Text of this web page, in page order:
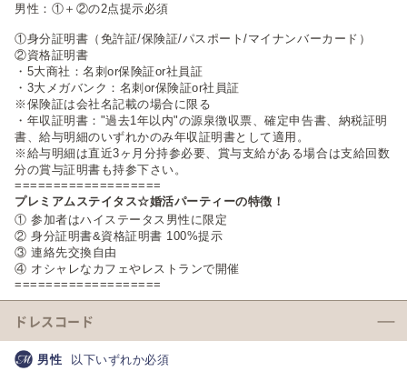
男性：①＋②の2点提示必須
①身分証明書（免許証/保険証/パスポート/マイナンバーカード）
②資格証明書
・5大商社：名刺or保険証or社員証
・3大メガバンク：名刺or保険証or社員証
※保険証は会社名記載の場合に限る
・年収証明書："過去1年以内"の源泉徴収票、確定申告書、納税証明
書、給与明細のいずれかのみ年収証明書として適用。
※給与明細は直近3ヶ月分持参必要、賞与支給がある場合は支給回数
分の賞与証明書も持参下さい。
===================
プレミアムステイタス☆婚活パーティーの特徴！
① 参加者はハイステータス男性に限定
② 身分証明書&資格証明書 100%提示
③ 連絡先交換自由
④ オシャレなカフェやレストランで開催
===================
ドレスコード
男性
以下いずれか必須